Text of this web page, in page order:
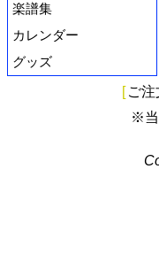
楽譜集
カレンダー
グッズ
[ ご
※当